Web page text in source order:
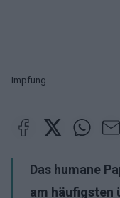
Impfung
Das humane
am häufigsten